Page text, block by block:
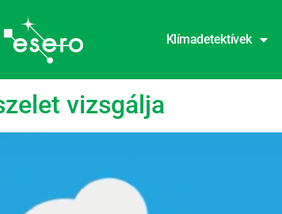
Klímadetektívek
Multimédia
vizsgálja